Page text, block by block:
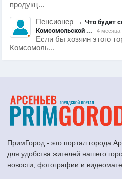
продукц...
Пенсионер → Что будет
Комсомольской ...
4 месяца
Если бы хозяин этого
Комсомоль...
ПримГород - это портал города
для удобства жителей нашего
новости, фотографии и